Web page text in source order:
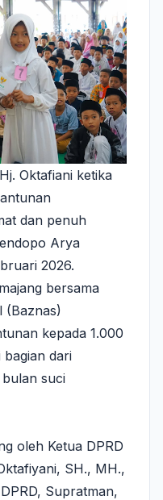
Oktafiani ketika
dan penuh
Arya
2026.
bersama
(Baznas)
kepada 1.000
bagian dari
bulan suci
oleh Ketua DPRD
SH., MH.,
Supratman,